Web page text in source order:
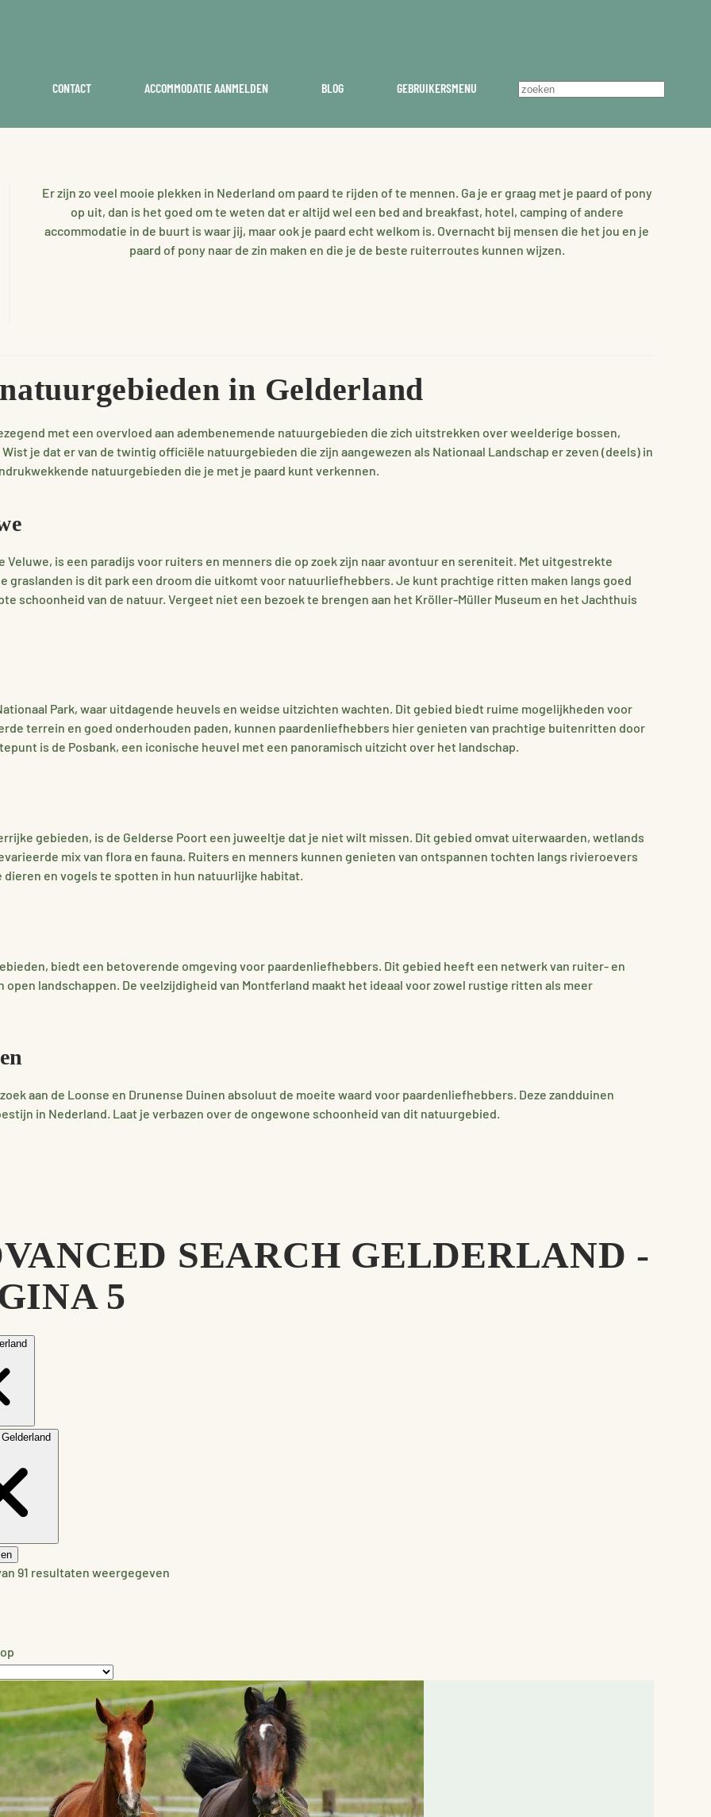
CONTACT ACCOMMODATIE AANMELDEN BLOG GEBRUIKERSMENU
Er zijn zo veel mooie plekken in Nederland om paard te rijden of te mennen. Ga je er graag met je paard of pony
op uit, dan is het goed om te weten dat er altijd wel een bed and breakfast, hotel, camping of andere
accommodatie in de buurt is waar jij, maar ook je paard echt welkom is. Overnacht bij mensen die het jou en je
paard of pony naar de zin maken en die je de beste ruiterroutes kunnen wijzen.
in Gelderland
met een overvloed aan adembenemende natuurgebieden die zich uitstrekken over weelderige bossen,
je dat er van de twintig officiële natuurgebieden die zijn aangewezen als Nationaal Landschap er zeven (deels) in
natuurgebieden die je met je paard kunt verkennen.
Veluwe, is een paradijs voor ruiters en menners die op zoek zijn naar avontuur en sereniteit. Met uitgestrekte
is dit park een droom die uitkomt voor natuurliefhebbers. Je kunt prachtige ritten maken langs goed
schoonheid van de natuur. Vergeet niet een bezoek te brengen aan het Kröller-Müller Museum en het Jachthuis
Park, waar uitdagende heuvels en weidse uitzichten wachten. Dit gebied biedt ruime mogelijkheden voor
terrein en goed onderhouden paden, kunnen paardenliefhebbers hier genieten van prachtige buitenritten door
is de Posbank, een iconische heuvel met een panoramisch uitzicht over het landschap.
gebieden, is de Gelderse Poort een juweeltje dat je niet wilt missen. Dit gebied omvat uiterwaarden, wetlands
mix van flora en fauna. Ruiters en menners kunnen genieten van ontspannen tochten langs rivieroevers
en vogels te spotten in hun natuurlijke habitat.
biedt een betoverende omgeving voor paardenliefhebbers. Dit gebied heeft een netwerk van ruiter- en
landschappen. De veelzijdigheid van Montferland maakt het ideaal voor zowel rustige ritten als meer
aan de Loonse en Drunense Duinen absoluut de moeite waard voor paardenliefhebbers. Deze zandduinen
in Nederland. Laat je verbazen over de ongewone schoonheid van dit natuurgebied.
SEARCH GELDERLAND -
5
Gelderland
91 resultaten weergegeven